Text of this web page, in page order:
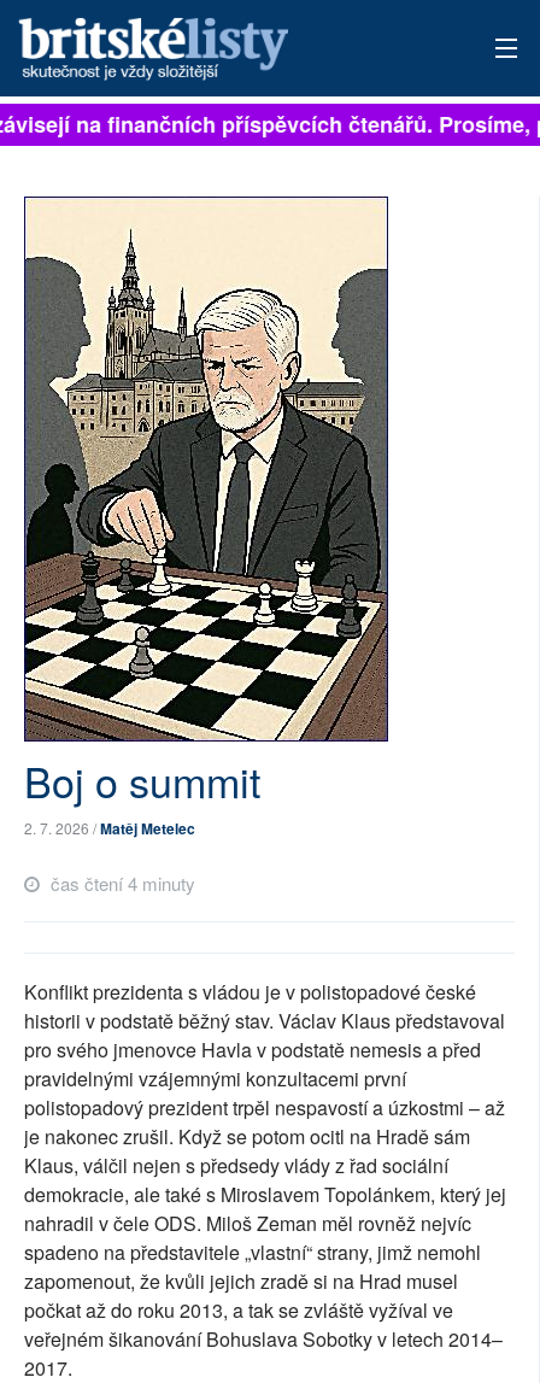
PŘIHLÁSIT
ROZHOVORY
TÉMATA
NEJČTENĚJŠÍ ZA 7 DNÍ
AUTOŘI
PŘÍSPĚVKY NA PROVOZ
SOCIÁLNÍ SÍTĚ
RUBRIKY
PLNÁ VERZE STRÁNEK
na finančních příspěvcích čtenářů. Prosíme,
Boj o summit
2. 7. 2026 /Matěj Metelec
čas čtení 4 minuty
Konflikt prezidenta s vládou je v polistopadové české
historii v podstatě běžný stav. Václav Klaus představoval
pro svého jmenovce Havla v podstatě nemesis a před
pravidelnými vzájemnými konzultacemi první
polistopadový prezident trpěl nespavostí a úzkostmi – až
je nakonec zrušil. Když se potom ocitl na Hradě sám
Klaus, válčil nejen s předsedy vlády z řad sociální
demokracie, ale také s Miroslavem Topolánkem, který jej
nahradil v čele ODS. Miloš Zeman měl rovněž nejvíc
spadeno na představitele „vlastní“ strany, jimž nemohl
zapomenout, že kvůli jejich zradě si na Hrad musel
počkat až do roku 2013, a tak se zvláště vyžíval ve
veřejném šikanování Bohuslava Sobotky v letech 2014–
2017.